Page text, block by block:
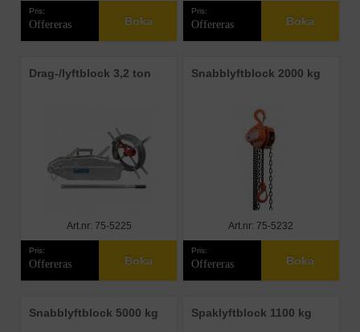
Pris:
Offereras Boka
Pris:
Offereras Boka
Drag-/lyftblock 3,2 ton
Art.nr: 75-5225
Pris:
Offereras Boka
Snabblyftblock 2000 kg
Art.nr: 75-5232
Pris:
Offereras Boka
Snabblyftblock 5000 kg Spaklyftblock 1100 kg